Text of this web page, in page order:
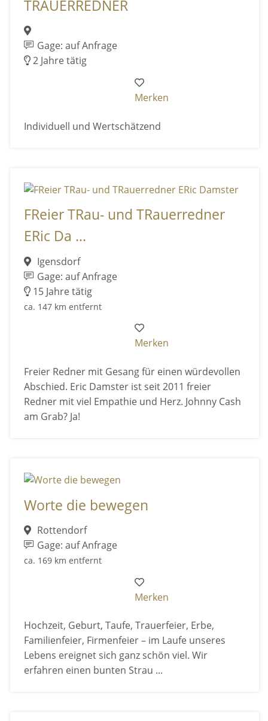
TRAUERREDNER
Gage: auf Anfrage
2 Jahre tätig
Merken
Individuell und Wertschätzend
FReier TRau- und TRauerredner
ERic Da ...
Igensdorf
Gage: auf Anfrage
15 Jahre tätig
ca. 147 km entfernt
Merken
Freier Redner mit Gesang für einen würdevollen
Abschied. Eric Damster ist seit 2011 freier
Redner mit viel Empathie und Herz. Johnny Cash
am Grab? Ja!
Worte die bewegen
Rottendorf
Gage: auf Anfrage
ca. 169 km entfernt
Merken
Hochzeit, Geburt, Taufe, Trauerfeier, Erbe,
Familienfeier, Firmenfeier – im Laufe unseres
Lebens ereignet sich ganz schön viel. Wir
erfahren einen bunten Strau ...